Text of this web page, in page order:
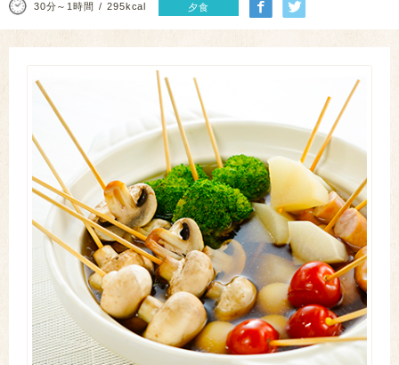
30分～1時間 295kcal 夕食